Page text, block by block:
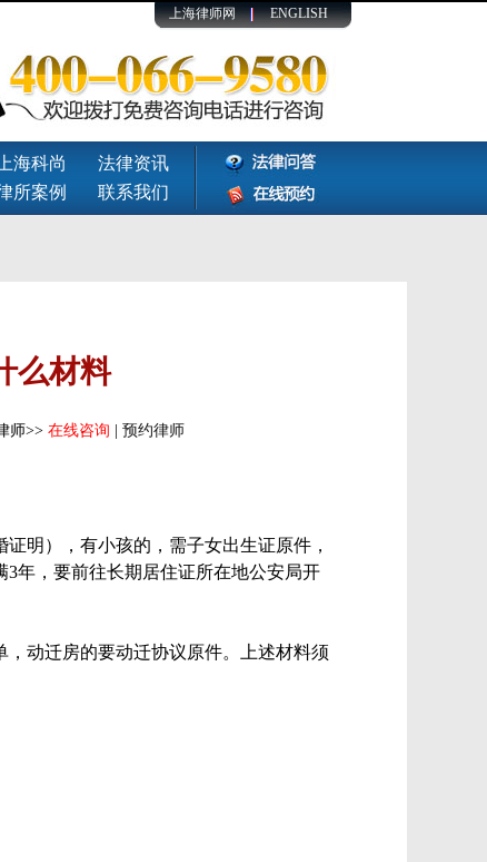
上海律师网 ENGLISH
上海科尚
法律资讯
所案例 联系我们
么材料
师>> 在线咨询 预约律师
明），有小孩的，需子女出生证原件，
年，要前往长期居住证所在地公安局开
动迁房的要动迁协议原件。上述材料须